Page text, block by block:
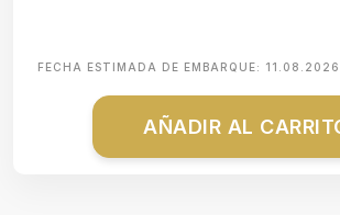
FECHA ESTIMADA DE EMBARQUE: 11.08.2026
AÑADIR AL